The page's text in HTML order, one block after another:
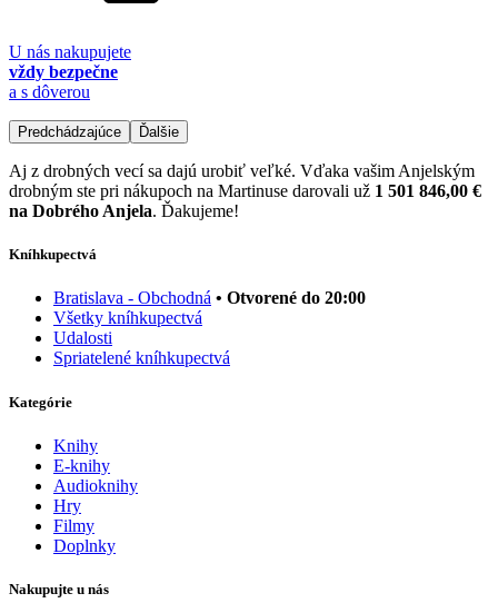
U nás nakupujete
vždy bezpečne
a s dôverou
Predchádzajúce Ďalšie
Aj z drobných vecí sa dajú urobiť veľké. Vďaka vašim Anjelským
drobným ste pri nákupoch na Martinuse darovali už 1 501 846,00 €
na Dobrého Anjela. Ďakujeme!
Kníhkupectvá
Bratislava - Obchodná • Otvorené do 20:00
Všetky kníhkupectvá
Udalosti
Spriatelené kníhkupectvá
Kategórie
Knihy
E-knihy
Audioknihy
Hry
Filmy
Doplnky
Nakupujte u nás